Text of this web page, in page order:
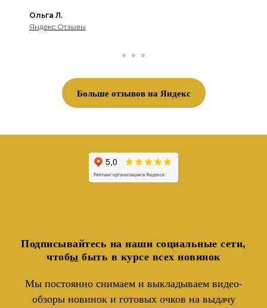
Ольга Л.
Яндекс Отзывы
Больше отзывов на Яндекс
Подписывайтесь на наши социальные сети,
чтобы быть в курсе всех новинок
Мы постоянно снимаем и выкладываем видео-
обзоры новинок и готовых очков на выдачу